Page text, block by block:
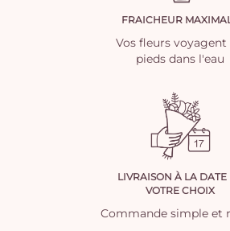
FRAICHEUR
Vos fleurs voyagent
pieds dans l'eau
LIVRAISON À LA DATE
VOTRE CHOIX
Commande simple et